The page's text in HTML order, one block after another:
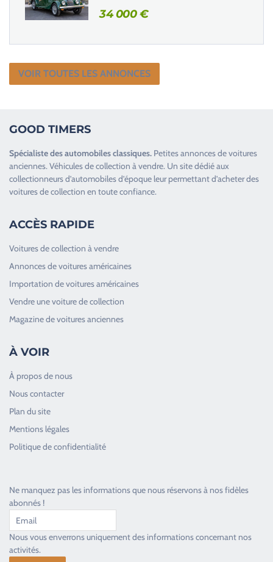
34 000€
VOIR TOUTES LES ANNONCES
GOOD TIMERS
Spécialiste desautomobiles classiques. Petites annonces devoitures
anciennes.Véhicules de collection à vendre. Un site dédié aux
collectionneurs d’automobiles d’époque leur permettant d’acheter des
voitures de collection en toute confiance.
ACCÈS RAPIDE
Voitures de collection à vendre
Annonces de voitures américaines
Importation de voitures américaines
Vendre une voiture de collection
Magazine de voitures anciennes
À VOIR
À propos de nous
Nous contacter
Plan du site
Mentions légales
Politique de confidentialité
Ne manquez pas les informations que nous réservons à nos fidèles
abonnés !
Nous vous enverrons uniquement des informations concernant nos
activités.
Toujours heureux d'aider les passionnés